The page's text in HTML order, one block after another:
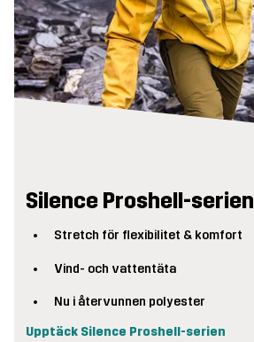
Silence Proshell-serien
Stretch för flexibilitet & komfort
Vind- och vattentäta
Nu i återvunnen polyester
Upptäck Silence Proshell-serien